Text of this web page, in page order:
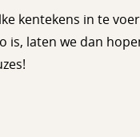
kentekens in te
is, laten we dan